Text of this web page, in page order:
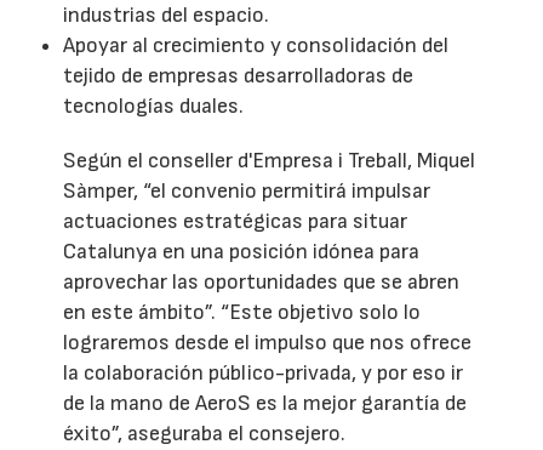
industrias del espacio.
Apoyar al crecimiento y consolidación del
tejido de empresas desarrolladoras de
tecnologías duales.
Según el conseller d'Empresa i Treball, Miquel
Sàmper, “el convenio permitirá impulsar
actuaciones estratégicas para situar
Catalunya en una posición idónea para
aprovechar las oportunidades que se abren
en este ámbito”. “Este objetivo solo lo
lograremos desde el impulso que nos ofrece
la colaboración público-privada, y por eso ir
de la mano de AeroS es la mejor garantía de
éxito”, aseguraba el consejero.